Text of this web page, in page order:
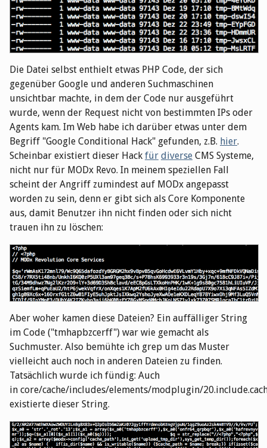
Die Datei selbst enthielt etwas PHP Code, der sich
gegenüber Google und anderen Suchmaschinen
unsichtbar machte, in dem der Code nur ausgeführt
wurde, wenn der Request nicht von bestimmten IPs oder
Agents kam. Im Web habe ich darüber etwas unter dem
Begriff "Google Conditional Hack" gefunden, z.B. hier.
Scheinbar existiert dieser Hack für diverse CMS Systeme,
nicht nur für MODx Revo. In meinem speziellen Fall
scheint der Angriff zumindest auf MODx angepasst
worden zu sein, denn er gibt sich als Core Komponente
aus, damit Benutzer ihn nicht finden oder sich nicht
trauen ihn zu löschen:
Aber woher kamen diese Dateien? Ein auffälliger String
im Code ("tmhapbzcerff") war wie gemacht als
Suchmuster. Also bemühte ich grep um das Muster
vielleicht auch noch in anderen Dateien zu finden.
Tatsächlich wurde ich fündig: Auch
in core/cache/includes/elements/modplugin/
existierte dieser String.